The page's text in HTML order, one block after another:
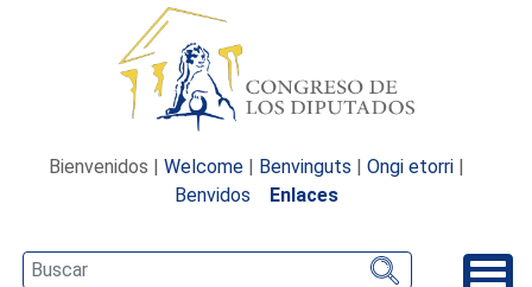
Bienvenidos | Welcome | Benvinguts | Ongi etorri |
Benvidos
Enlaces